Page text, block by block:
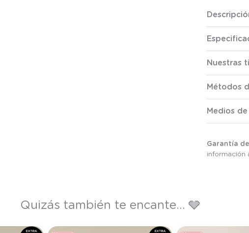
Nuestras
Métodos
Medios
Garantía
información
Quizás también te encante... 🩶